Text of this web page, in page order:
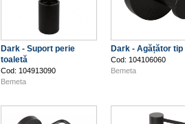
Dark - Suport perie
toaletă
Cod: 104913090
Bemeta
Dark - Agățător tip
Cod: 104106060
Bemeta